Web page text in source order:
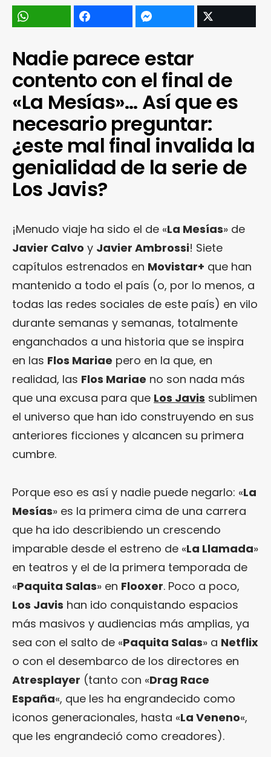
Nadie parece estar
contento con el final de
«La Mesías»… Así que es
necesario preguntar:
¿este mal final invalida la
genialidad de la serie de
Los Javis?
¡Menudo viaje ha sido el de «La Mesías» de
Javier Calvo y Javier Ambrossi! Siete
capítulos estrenados en Movistar+ que han
mantenido a todo el país (o, por lo menos, a
todas las redes sociales de este país) en vilo
durante semanas y semanas, totalmente
enganchados a una historia que se inspira
en las Flos Mariae pero en la que, en
realidad, las Flos Mariae no son nada más
que una excusa para que Los Javis sublimen
el universo que han ido construyendo en sus
anteriores ficciones y alcancen su primera
cumbre.
Porque eso es así y nadie puede negarlo: «La
Mesías» es la primera cima de una carrera
que ha ido describiendo un crescendo
imparable desde el estreno de «La Llamada»
en teatros y el de la primera temporada de
«Paquita Salas» en Flooxer. Poco a poco,
Los Javis han ido conquistando espacios
más masivos y audiencias más amplias, ya
sea con el salto de «Paquita Salas» a Netflix
o con el desembarco de los directores en
Atresplayer (tanto con «Drag Race
España«, que les ha engrandecido como
iconos generacionales, hasta «La Veneno«,
que les engrandeció como creadores).